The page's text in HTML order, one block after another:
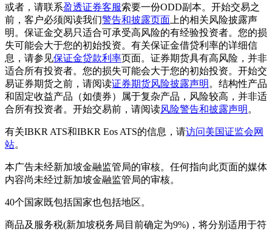
或者，请联系盈透证券客服索要一份ODD副本。开始交易之
前，客户必须阅读我们警告和披露页面 上的相关风险披露声
明。保证金交易只适合可承受高风险的有经验投资者。您的损
失可能会大于您的初始投资。有关保证金借贷利率的详细信
息，请参见保证金贷款利率页面。证券期货具有高风险，并非
适合所有投资者。您的损失可能会大于您的初始投资。开始交
易证券期货之前，请阅读证券期货风险披露声明 。结构性产品
和固定收益产品（如债券）属于复杂产品，风险较高，并非适
合所有投资者。开始交易前，请阅读风险警告和披露声明 。
有关IBKR ATS和IBKR Eos ATS的信息，请访问美国证监会网
站。
本广告未经新加坡金融监管局的审核。任何指向此页面的媒体
内容尚未经过新加坡金融监管局的审核。
40个国家既包括国家也包括地区。
商品及服务税(新加坡税务局目前确定为9%)，将分别适用于符